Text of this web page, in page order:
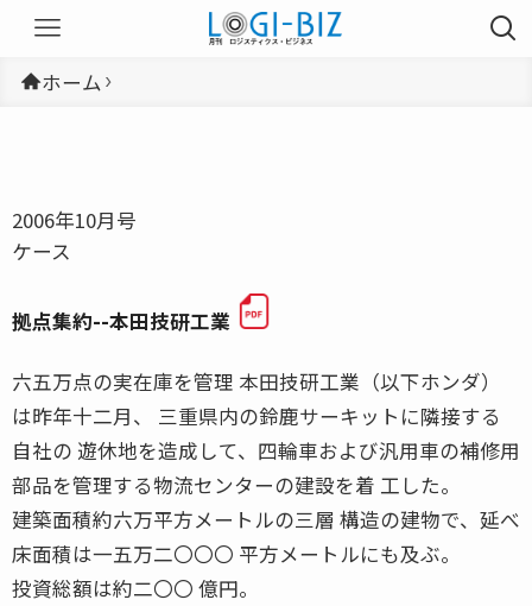
ホーム
2006年10月号
ケース
拠点集約--本田技研工業
六五万点の実在庫を管理 本田技研工業（以下ホンダ）
は昨年十二月、 三重県内の鈴鹿サーキットに隣接する
自社の 遊休地を造成して、四輪車および汎用車の補修用
部品を管理する物流センターの建設を着 工した。
建築面積約六万平方メートルの三層 構造の建物で、延べ
床面積は一五万二〇〇〇 平方メートルにも及ぶ。
投資総額は約二〇〇 億円。